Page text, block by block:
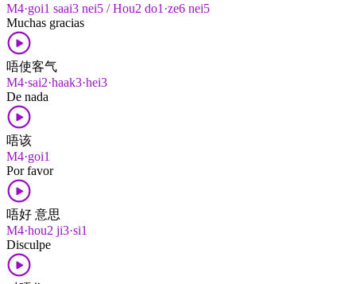
M4·goi1 saai3 nei5 / Hou2 do1·ze6 nei5
Muchas gracias
唔使客气
M4·sai2·haak3·hei3
De nada
唔该
M4·goi1
Por favor
唔好 意思
M4·hou2 ji3·si1
Disculpe